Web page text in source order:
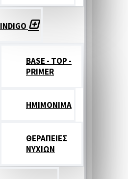
INDIGO
BASE - TOP -
PRIMER
HMIMONIMA
ΘΕΡΑΠΕΙΕΣ
ΝΥΧΙΩΝ